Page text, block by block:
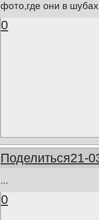
фото,где они в
0
Поделиться21-
...
0